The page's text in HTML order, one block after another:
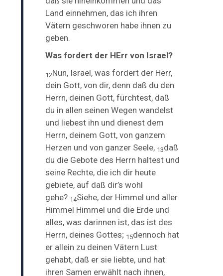
Land einnehmen, das ich ihren
Vätern geschworen habe ihnen zu
geben.
Was fordert der HErr von Israel?
12Nun, Israel, wasfordert der Herr,
dein Gott, von dir, denn daß du den
Herrn, deinen Gott, fürchtest, daß
du in allen seinen Wegen wandelst
und liebest ihn und dienest dem
Herrn, deinem Gott, von ganzem
Herzen und von ganzer Seele, 13daß
du die Gebote des Herrn haltest und
seine Rechte, die ich dir heute
gebiete, auf daß dir’s wohl
gehe? 14Siehe, der Himmel und aller
Himmel Himmel und die Erde und
alles, was darinnen ist, das ist des
Herrn, deines Gottes; 15dennoch hat
er allein zu deinen Vätern Lust
gehabt, daß er sie liebte, und hat
ihren Samen erwählt nach ihnen,